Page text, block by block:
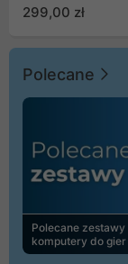
299,00 zł
Polecane
Polecane
komputery do